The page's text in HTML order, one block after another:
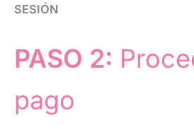
SESIÓN
PASO 2:
pago